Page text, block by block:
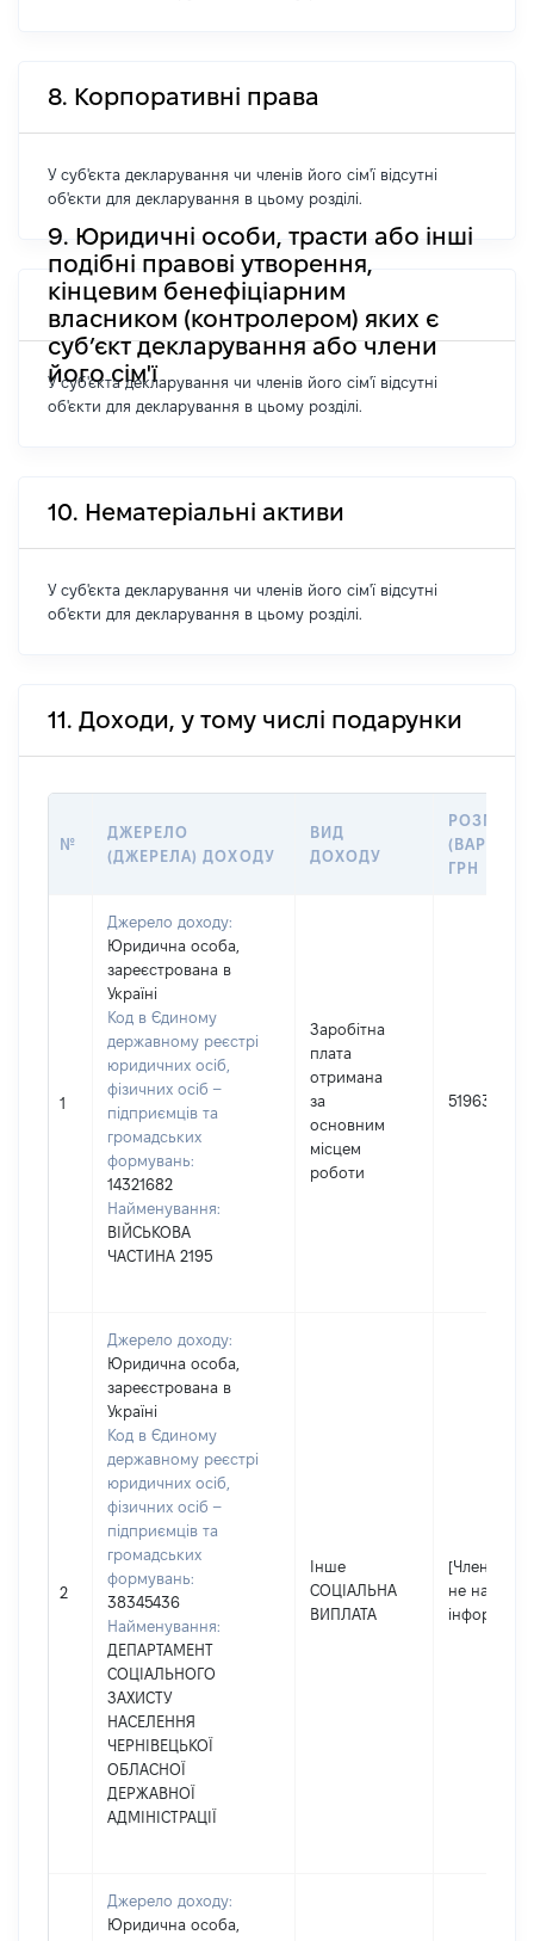
8. Корпоративні права
У суб'єкта декларування чи членів його сім'ї відсутні
об'єкти для декларування в цьому розділі.
9. Юридичні особи, трасти або інші
подібні правові утворення,
кінцевим бенефіціарним
власником (контролером) яких є
суб’єкт декларування або члени
його сім'ї
У суб'єкта декларування чи членів його сім'ї відсутні
об'єкти для декларування в цьому розділі.
10. Нематеріальні активи
У суб'єкта декларування чи членів його сім'ї відсутні
об'єкти для декларування в цьому розділі.
11. Доходи, у тому числі подарунки
№
ДЖЕРЕЛО
(ДЖЕРЕЛА) ДОХОДУ
ВИД
ДОХОДУ
РОЗМІР
ГРН
1
Джерело доходу:
Юридична особа,
зареєстрована в
Україні
Код в Єдиному
державному реєстрі
юридичних осіб,
фізичних осіб –
підприємців та
громадських
формувань:
14321682
Найменування:
ВІЙСЬКОВА
ЧАСТИНА 2195
Заробітна
плата
отримана
за
основним
місцем
роботи
519632
2
Джерело доходу:
Юридична особа,
зареєстрована в
Україні
Код в Єдиному
державному реєстрі
юридичних осіб,
фізичних осіб –
підприємців та
громадських
формувань:
38345436
Найменування:
ДЕПАРТАМЕНТ
СОЦІАЛЬНОГО
ЗАХИСТУ
НАСЕЛЕННЯ
ЧЕРНІВЕЦЬКОЇ
ОБЛАСНОЇ
ДЕРЖАВНОЇ
АДМІНІСТРАЦІЇ
Інше
СОЦІАЛЬНА
ВИПЛАТА
[Член сім'ї
не надав
Джерело доходу:
Юридична особа,